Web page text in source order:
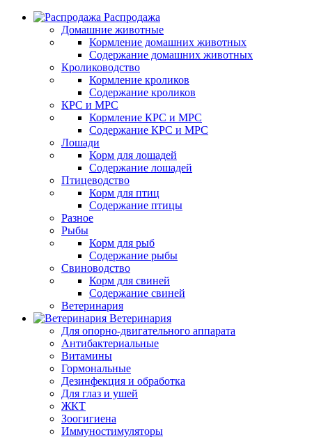
Распродажа
Домашние животные
Кормление домашних животных
Содержание домашних животных
Кролиководство
Кормление кроликов
Содержание кроликов
КРС и МРС
Кормление КРС и МРС
Содержание КРС и МРС
Лошади
Корм для лошадей
Содержание лошадей
Птицеводство
Корм для птиц
Содержание птицы
Разное
Рыбы
Корм для рыб
Содержание рыбы
Свиноводство
Корм для свиней
Содержание свиней
Ветеринария
Ветеринария
Для опорно-двигательного аппарата
Антибактериальные
Витамины
Гормональные
Дезинфекция и обработка
Для глаз и ушей
ЖКТ
Зоогигиена
Иммуностимуляторы